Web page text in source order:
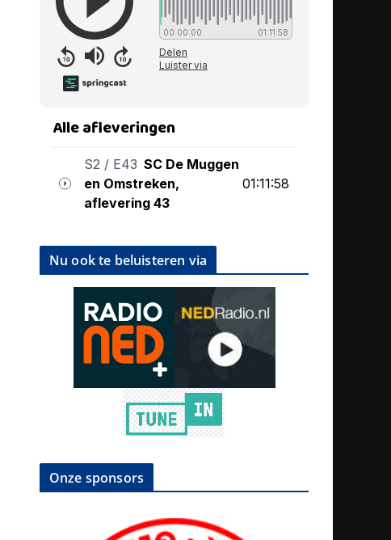
Nu ook te beluisteren via
Onze sponsors